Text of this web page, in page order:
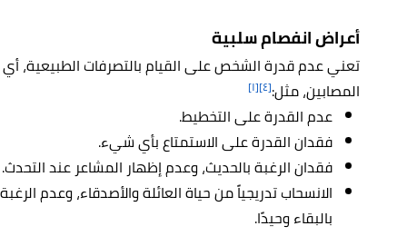
أعراض انفصام سلبية
تعني عدم قدرة الشخص على القيام بالتصرفات الطبيعية، أي
المصابين، مثل:[٤] [١]
عدم القدرة على التخطيط.
فقدان القدرة على الاستمتاع بأي شيء.
فقدان الرغبة بالحديث، وعدم إظهار المشاعر عند التحدث.
الانسحاب تدريجياً من حياة العائلة والأصدقاء، وعدم
بالبقاء وحيدًا.